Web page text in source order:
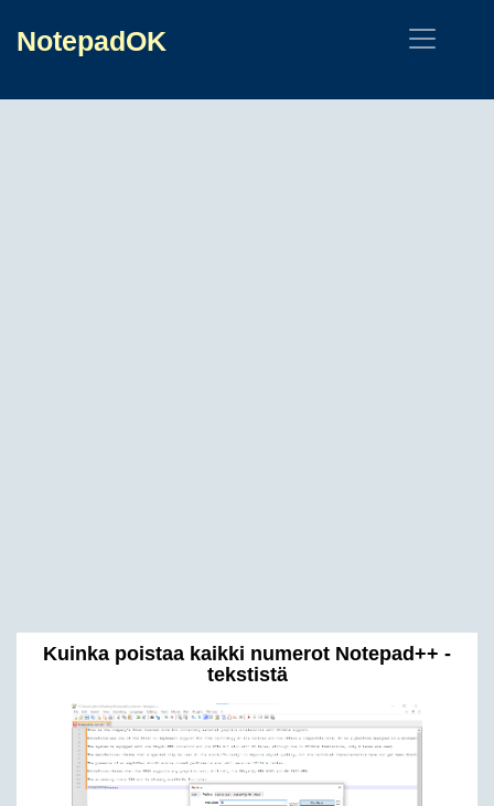
NotepadOK
Kuinka poistaa kaikki numerot Notepad++ -
tekstistä